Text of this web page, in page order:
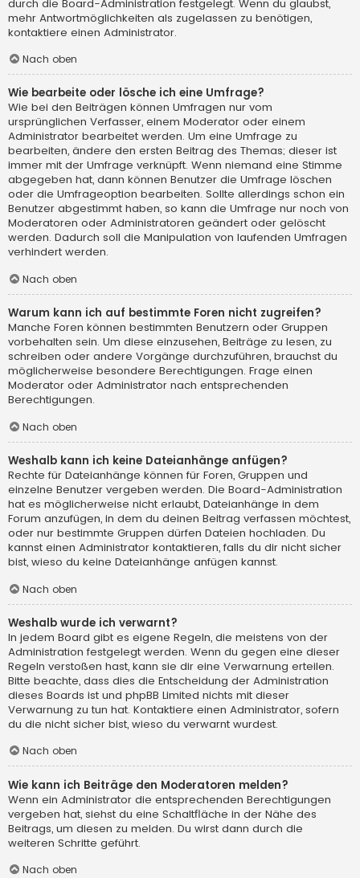
durch die Board-Administration festgelegt. Wenn du glaubst,
mehr Antwortmöglichkeiten als zugelassen zu benötigen,
kontaktiere einen Administrator.
Nach oben
Wie bearbeite oder lösche ich eine Umfrage?
Wie bei den Beiträgen können Umfragen nur vom
ursprünglichen Verfasser, einem Moderator oder einem
Administrator bearbeitet werden. Um eine Umfrage zu
bearbeiten, ändere den ersten Beitrag des Themas; dieser ist
immer mit der Umfrage verknüpft. Wenn niemand eine Stimme
abgegeben hat, dann können Benutzer die Umfrage löschen
oder die Umfrageoption bearbeiten. Sollte allerdings schon ein
Benutzer abgestimmt haben, so kann die Umfrage nur noch von
Moderatoren oder Administratoren geändert oder gelöscht
werden. Dadurch soll die Manipulation von laufenden Umfragen
verhindert werden.
Nach oben
Warum kann ich auf bestimmte Foren nicht zugreifen?
Manche Foren können bestimmten Benutzern oder Gruppen
vorbehalten sein. Um diese einzusehen, Beiträge zu lesen, zu
schreiben oder andere Vorgänge durchzuführen, brauchst du
möglicherweise besondere Berechtigungen. Frage einen
Moderator oder Administrator nach entsprechenden
Berechtigungen.
Nach oben
Weshalb kann ich keine Dateianhänge anfügen?
Rechte für Dateianhänge können für Foren, Gruppen und
einzelne Benutzer vergeben werden. Die Board-Administration
hat es möglicherweise nicht erlaubt, Dateianhänge in dem
Forum anzufügen, in dem du deinen Beitrag verfassen möchtest,
oder nur bestimmte Gruppen dürfen Dateien hochladen. Du
kannst einen Administrator kontaktieren, falls du dir nicht sicher
bist, wieso du keine Dateianhänge anfügen kannst.
Nach oben
Weshalb wurde ich verwarnt?
In jedem Board gibt es eigene Regeln, die meistens von der
Administration festgelegt werden. Wenn du gegen eine dieser
Regeln verstoßen hast, kann sie dir eine Verwarnung erteilen.
Bitte beachte, dass dies die Entscheidung der Administration
dieses Boards ist und phpBB Limited nichts mit dieser
Verwarnung zu tun hat. Kontaktiere einen Administrator, sofern
du die nicht sicher bist, wieso du verwarnt wurdest.
Nach oben
Wie kann ich Beiträge den Moderatoren melden?
Wenn ein Administrator die entsprechenden Berechtigungen
vergeben hat, siehst du eine Schaltfläche in der Nähe des
Beitrags, um diesen zu melden. Du wirst dann durch die
weiteren Schritte geführt.
Nach oben